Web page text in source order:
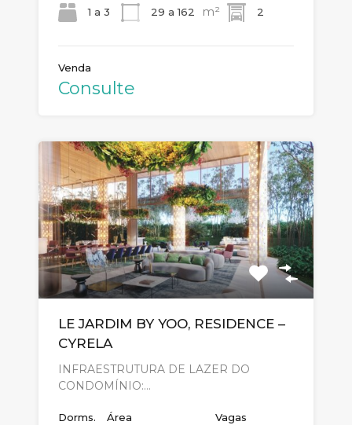
1 a 3
29 a 162
m²
2
Venda
Consulte
LE JARDIM BY YOO, RESIDENCE –
CYRELA
INFRAESTRUTURA DE LAZER DO
CONDOMÍNIO:…
Dorms.
Área
Vagas